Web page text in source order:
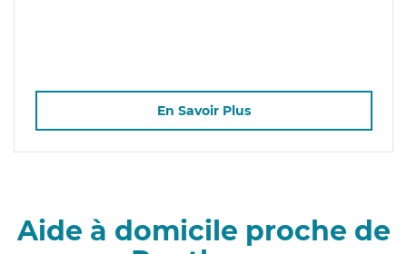
En Savoir Plus
Aide à domicile proche de